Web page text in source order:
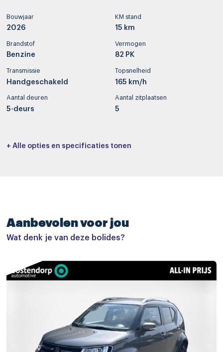
Bouwjaar
2026
KM stand
15 km
Brandstof
Benzine
Vermogen
82 PK
Transmissie
Handgeschakeld
Topsnelheid
165 km/h
Aantal deuren
5-deurs
Aantal zitplaatsen
5
Interieurkleur Bekleding
Wielbasis
245 cm
License plate
252224
Accessoires
buitenspiegels elektrisch verstel- en verwarmbaar
dimlichten automatisch
+ Alle opties en specificaties tonen
Aanbevolen voor jou
Wat denk je van deze bolides?